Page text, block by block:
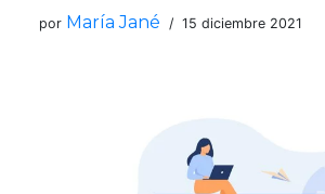
por María Jané 15 diciembre 2021